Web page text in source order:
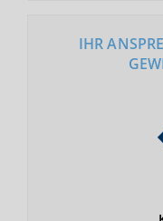
IHR